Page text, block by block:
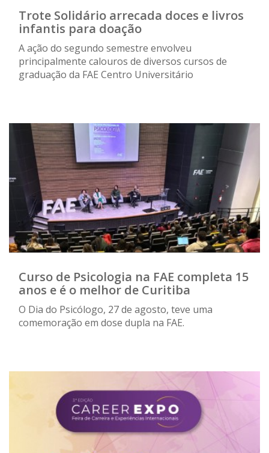
Trote Solidário arrecada doces e livros
infantis para doação
A ação do segundo semestre envolveu
principalmente calouros de diversos cursos de
graduação da FAE Centro Universitário
Curso de Psicologia na FAE completa 15
anos e é o melhor de Curitiba
O Dia do Psicólogo, 27 de agosto, teve uma
comemoração em dose dupla na FAE.